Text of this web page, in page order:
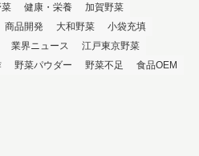
健康・栄養
加賀野菜
商品開発 大和野菜
小袋充填
業界ニュース
江戸東京野菜
野菜パウダー 野菜不足 食品OEM